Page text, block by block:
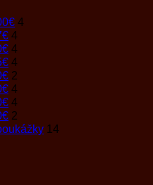
4
4
4
4
2
4
4
2
14